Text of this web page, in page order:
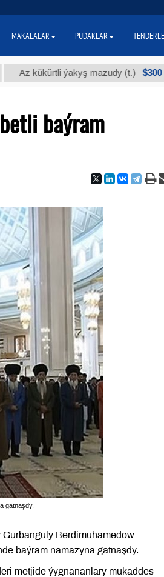
ýakyş mazudy (t.) $300
baýram
gatnaşdy.
Berdimuhamedow
baýram namazyna gatnaşdy.
metjide ýygnananlary mukaddes
MAKALALAR PUDAKLAR